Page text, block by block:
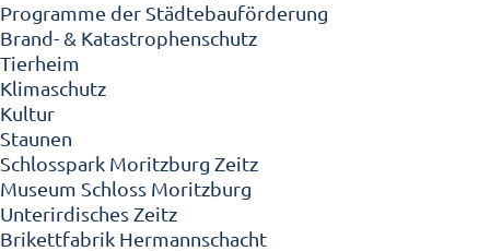
Programme der Städtebauförderung
Brand- & Katastrophenschutz
Tierheim
Klimaschutz
Kultur
Staunen
Schlosspark Moritzburg Zeitz
Museum Schloss Moritzburg
Unterirdisches Zeitz
Brikettfabrik Hermannschacht